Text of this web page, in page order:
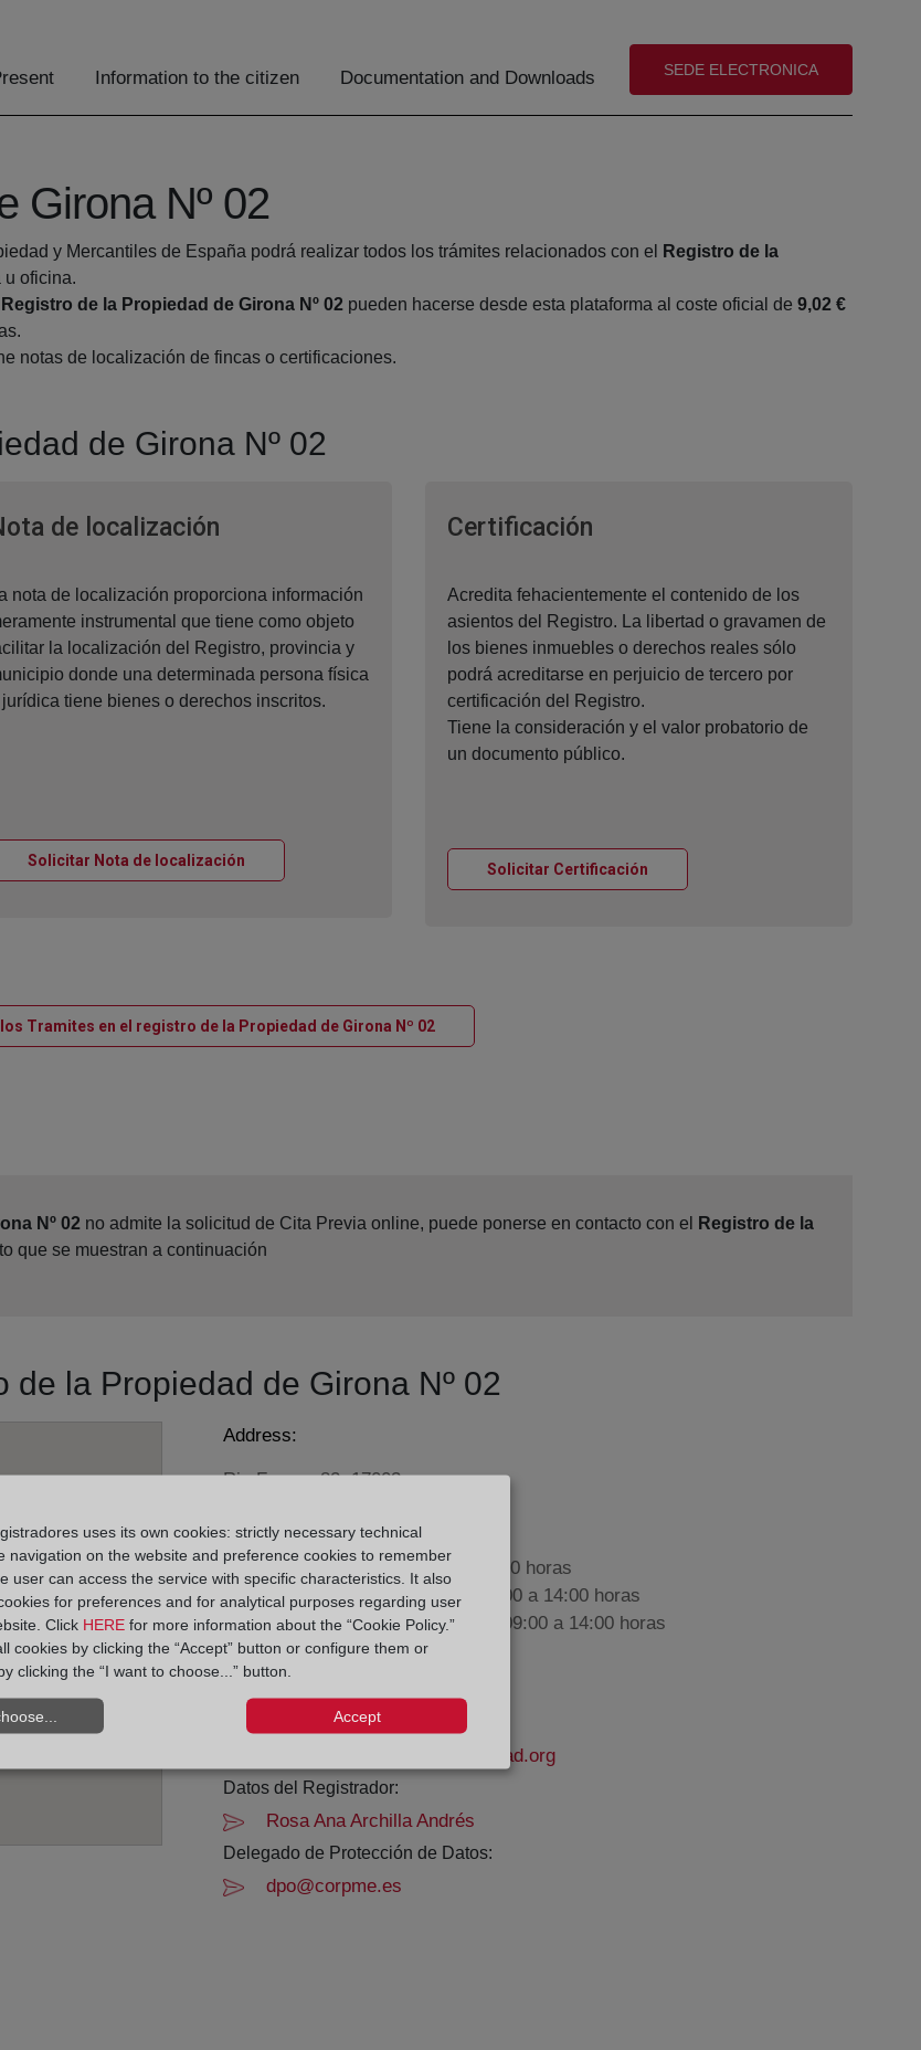
Information to the citizen Documentation and Downloads (abre en nueva ventana)
SEDE ELECTRONICA
Girona Nº 02
y Mercantiles de España podrá realizar todos los trámites relacionados con el
Registro de la
u oficina.
Registro de la Propiedad de Girona Nº 02 pueden hacerse desde esta plataforma al coste oficial de 9,02 €
notas de localización de fincas o certificaciones.
de Girona Nº 02
de localizaciónVentana nueva
nota de localización proporciona información
instrumental que tiene como objeto
la localización del Registro, provincia y
donde una determinada persona física
tiene bienes o derechos inscritos.
Solicitar Nota de localizaciónVentana nueva
Certificación
Acredita fehacientemente el contenido de los
asientos del Registro. La libertad o gravamen de
los bienes inmuebles o derechos reales sólo
podrá acreditarse en perjuicio de tercero por
certificación del Registro.
Tiene la consideración y el valor probatorio de
un documento público.
Solicitar Certificación
Tramites en el registro de la Propiedad de Girona Nº 02Ventana nueva
Nº 02 no admite la solicitud de Cita Previa online, puede ponerse en contacto con el
Registro de la
que se muestran a continuación
la Propiedad de Girona Nº 02
Address:
Riu Freser, 82, 17003
Horario:
De lunes a viernes de 09:00 a 17:00 horas
Agosto: De lunes a viernes de 09:00 a 14:00 horas
Los días 24 y 31 de diciembre de 09:00 a 14:00 horas
972 22 11 34
girona2@registrodelapropiedad.org
Datos del Registrador:
Rosa Ana Archilla Andrés
Delegado de Protección de Datos:
dpo@corpme.es
uses its own cookies: strictly necessary technical
navigation on the website and preference cookies to remember
user can access the service with specific characteristics. It also
for preferences and for analytical purposes regarding user
Click HERE for more information about the “Cookie Policy.”
cookies by clicking the “Accept” button or configure them or
clicking the “I want to choose...” button.
Accept